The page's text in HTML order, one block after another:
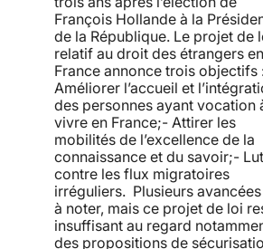
François Hollande à la
de la République. Le projet de
relatif au droit des étrangers en
France annonce trois objectifs
Améliorer l’accueil et
des personnes ayant vocation
vivre en France;- Attirer les
mobilités de l’excellence de la
connaissance et du savoir;-
contre les flux migratoires
irréguliers. Plusieurs
à noter, mais ce projet de loi
insuffisant au regard
des propositions de